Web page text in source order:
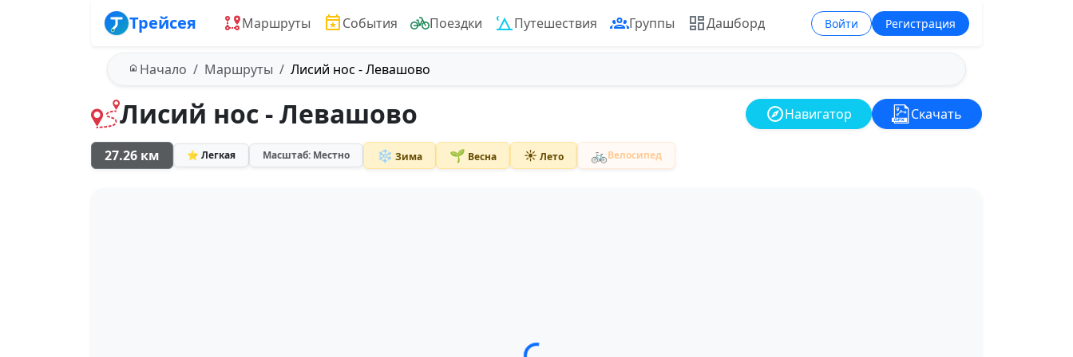
Трейсея Маршруты События Поездки Путешествия Группы Дашборд Войти Регистрация
Начало Маршруты Лисий нос - Левашово
Лисий нос - Левашово
27.26 км ⭐ Легкая Масштаб: Местно ❄️ Зима 🌱 Весна ☀️ Лето 🚲Велосипед
Навигатор Скачать